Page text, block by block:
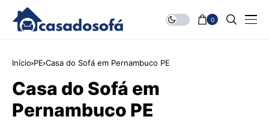
0
Início PE Casa do Sofá em Pernambuco PE
Casa do Sofá em
Pernambuco PE